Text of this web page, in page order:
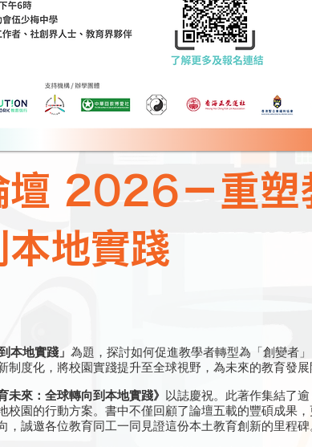
壇 2026－重塑
地實踐
本地實踐」 為題，探討如何促進教學者轉型為「創變者
度化，將校園實踐提升至全球視野，為未來的教育發展
未來：全球轉向到本地實踐》
以誌慶祝。此著作集結了逾
園的行動方案。書中不僅回顧了論壇五載的豐碩成果
誠邀各位教育同工一同見證這份本土教育創新的里程碑